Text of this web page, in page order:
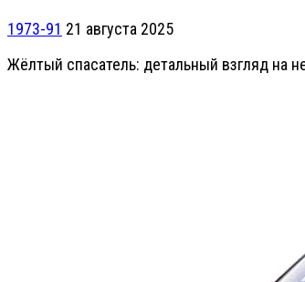
1973-91 21 августа 2025
Жёлтый спасатель: детальный взгляд на